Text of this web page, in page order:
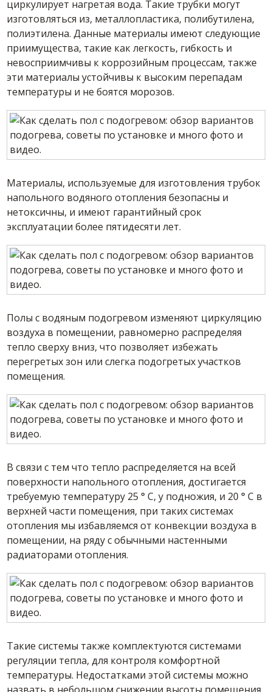
циркулирует нагретая вода. Такие трубки могут
изготовляться из, металлопластика, полибутилена,
полиэтилена. Данные материалы имеют следующие
приимущества, такие как легкость, гибкость и
невосприимчивы к коррозийным процессам, также
эти материалы устойчивы к высоким перепадам
температуры и не боятся морозов.
Материалы, используемые для изготовления трубок
напольного водяного отопления безопасны и
нетоксичны, и имеют гарантийный срок
эксплуатации более пятидесяти лет.
Полы с водяным подогревом изменяют циркуляцию
воздуха в помещении, равномерно распределяя
тепло сверху вниз, что позволяет избежать
перегретых зон или слегка подогретых участков
помещения.
В связи с тем что тепло распределяется на всей
поверхности напольного отопления, достигается
требуемую температуру 25 ° С, у подножия, и 20 ° C в
верхней части помещения, при таких системах
отопления мы избавляемся от конвекции воздуха в
помещении, на ряду с обычными настенными
радиаторами отопления.
Такие системы также комплектуются системами
регуляции тепла, для контроля комфортной
температуры. Недостатками этой системы можно